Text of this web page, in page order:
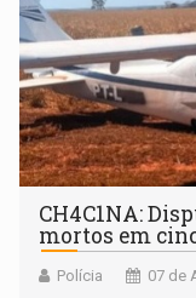
CH4C1NA:
mortos em
Polícia 07 de